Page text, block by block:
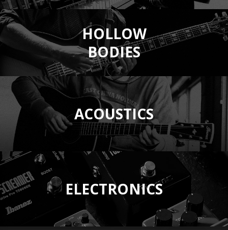
HOLLOW
BODIES
ACOUSTICS
ELECTRONICS